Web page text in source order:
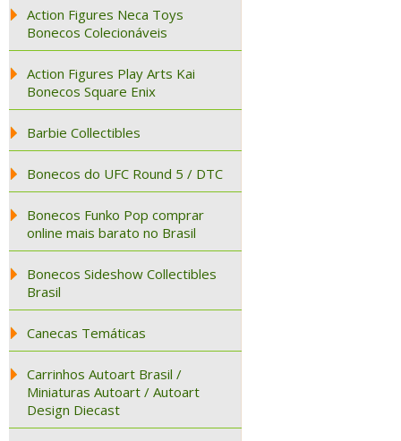
Action Figures Neca Toys
Bonecos Colecionáveis
Action Figures Play Arts Kai
Bonecos Square Enix
Barbie Collectibles
Bonecos do UFC Round 5 / DTC
Bonecos Funko Pop comprar
online mais barato no Brasil
Bonecos Sideshow Collectibles
Brasil
Canecas Temáticas
Carrinhos Autoart Brasil /
Miniaturas Autoart / Autoart
Design Diecast